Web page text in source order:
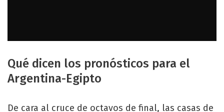
Qué dicen los pronósticos para el
Argentina-Egipto
De cara al cruce de octavos de final, las casas de